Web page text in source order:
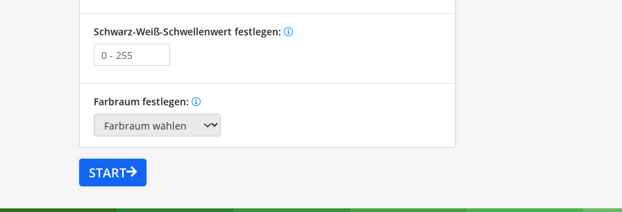
Schwarz-Weiß-Schwellenwert festlegen:
Farbraum festlegen:
START